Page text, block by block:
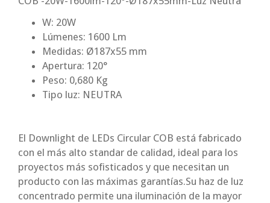
W: 20W
Lúmenes: 1600 Lm
Medidas: Ø187x55 mm
Apertura: 120°
Peso: 0,680 Kg
Tipo luz: NEUTRA
El Downlight de LEDs Circular COB está fabricado
con el más alto standar de calidad, ideal para los
proyectos más sofisticados y que necesitan un
producto con las máximas garantías.Su haz de luz
concentrado permite una iluminación de la mayor